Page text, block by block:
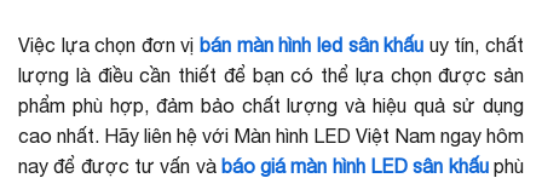
Việc lựa chọn đơn vịbán màn hình led sân khấu uy tín, chất
lượng là điều cần thiết để bạn có thể lựa chọn được sản
phẩm phù hợp, đảm bảo chất lượng và hiệu quả sử dụng
cao nhất. Hãy liên hệ với Màn hình LED Việt Nam ngay hôm
nay để được tư vấn và báo giá màn hình LED sân khấuphù